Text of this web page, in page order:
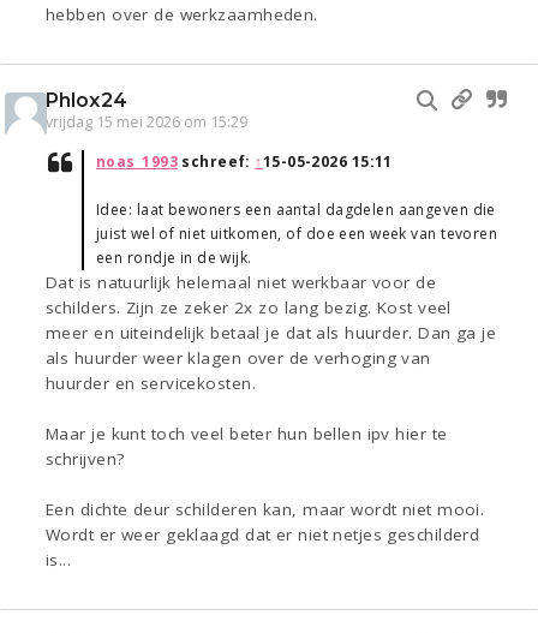
hebben over de werkzaamheden.
Phlox24
vrijdag 15 mei 2026 om 15:29
noas_1993schreef: ↑15-05-2026 15:11
Idee: laat bewoners een aantal dagdelen aangeven die
juist wel of niet uitkomen, of doe een week van tevoren
een rondje in de wijk.
Dat is natuurlijk helemaal niet werkbaar voor de
schilders. Zijn ze zeker 2x zo lang bezig. Kost veel
meer en uiteindelijk betaal je dat als huurder. Dan ga je
als huurder weer klagen over de verhoging van
huurder en servicekosten.
Maar je kunt toch veel beter hun bellen ipv hier te
schrijven?
Een dichte deur schilderen kan, maar wordt niet mooi.
Wordt er weer geklaagd dat er niet netjes geschilderd
is...